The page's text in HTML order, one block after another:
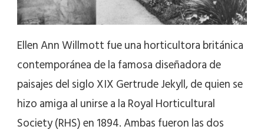
Ellen Ann Willmott fue una horticultora británica
contemporánea de la famosa diseñadora de
paisajes del siglo XIX Gertrude Jekyll, de quien se
hizo amiga al unirse a la Royal Horticultural
Society (RHS) en 1894. Ambas fueron las dos